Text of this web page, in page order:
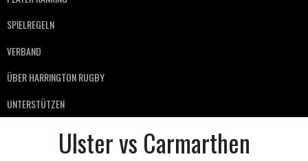
SPIELREGELN
VERBAND
ÜBER HARRINGTON RUGBY
UNTERSTÜTZEN
Ulster vs Carmarthen